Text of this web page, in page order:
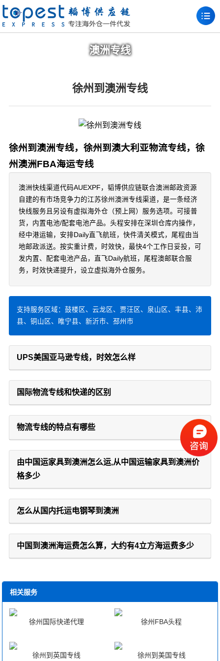
澳洲专线
徐州到澳洲专线
徐州到澳洲专线，徐州到澳大利亚物流专线，徐
州澳洲FBA海运专线
澳洲快线渠道代码AUEXPF，韬博供应链联合澳洲邮政资源
自建的有市场竞争力的江苏徐州澳洲专线渠道，是一条经济
快线服务且另设有虚拟海外仓（预上网）服务选项。可接普
货，内置电池/配套电池产品。头程安排在深圳仓库内操作，
经中港运输，安排Daily直飞航班，快件清关模式，尾程由当
地邮政派送。按实重计费，时效快，最快4个工作日妥投，可
发内置、配套电池产品，直飞Daily航班，尾程澳邮联合服
务，时效快递提升，设立虚拟海外仓服务。
支持服务区域：鼓楼区、云龙区、贾汪区、泉山区、丰县、沛
县、铜山区、睢宁县、新沂市、邳州市
UPS美国亚马逊专线，时效怎么样
国际物流专线和快递的区别
物流专线的特点有哪些
由中国运家具到澳洲怎么运,从中国运输家具到澳洲价
格多少
怎么从国内托运电钢琴到澳洲
中国到澳洲海运费怎么算，大约有4立方海运费多少
相关服务
徐州国际快递代理 徐州FBA头程
徐州到英国专线 徐州到美国专线